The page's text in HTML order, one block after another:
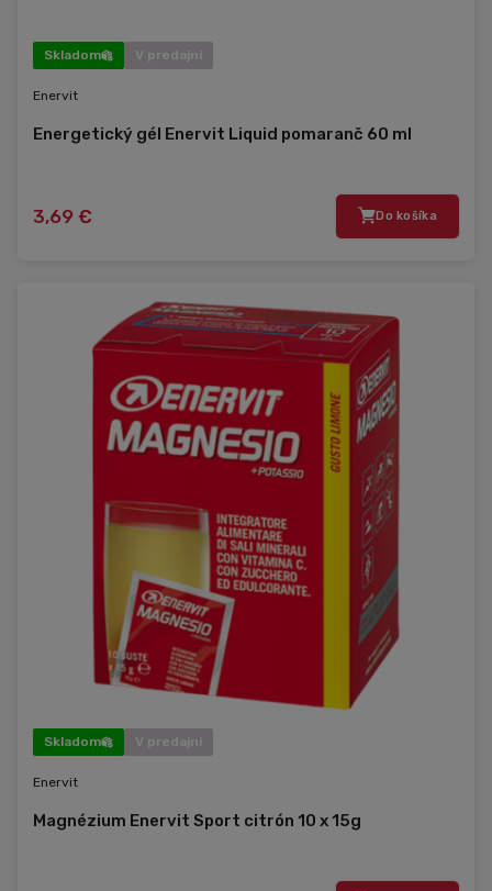
Skladom V predajni
Enervit
Energetický gél Enervit Liquid pomaranč 60 ml
3,69 € Do košíka
Skladom V predajni
Enervit
Magnézium Enervit Sport citrón 10 x 15g